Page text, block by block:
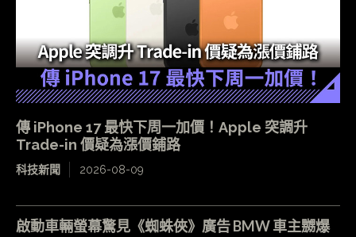
傳 iPhone 17 最快下周一加價！Apple 突調升
Trade-in 價疑為漲價鋪路
科技新聞 2026-08-09
啟動車輛螢幕驚見《蜘蛛俠》廣告 BMW 車主嬲爆